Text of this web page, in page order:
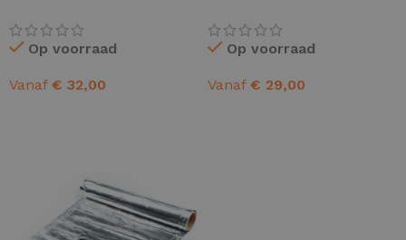
Op voorraad
Vanaf € 32,00
Op voorraad
Vanaf € 29,00